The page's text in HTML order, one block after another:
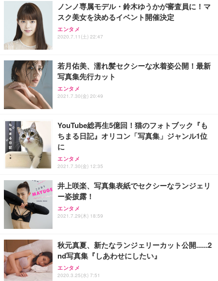
務用 おしゃれ パソコンチェア (ホワイト)
ANDWINT オフィスチェア デスクチェア 肘なし メ
ッシュ 通気性 ランバーサポート付き 腰サポート ガ
ス圧無段階昇降 360度回転 キャスター付き コンパク
【MiniLED/24.5inch/280Hz/FHD】GRAPHT THE S
HOOTER Gaming Monitor 24” Essential ゲーミン
グモニター QD 24.5インチ 1ms FHD 量子ドット 残
アイリスオーヤマ ペットシーツ 超厚型 お徳用 レギ
ュラー 200枚入【Amazon.co.jp限定】
ノンノ専属モデル・鈴木ゆうかが審査員に！マ
スク美女を決めるイベント開催決定
エンタメ
2020.7.11(土) 22:47
若月佑美、濡れ髪セクシーな水着姿公開！最新
写真集先行カット
エンタメ
2021.7.30(金) 20:49
YouTube総再生5億回！猫のフォトブック『も
ちまる日記』オリコン「写真集」ジャンル1位
に
エンタメ
2021.7.30(金) 12:35
井上咲楽、写真集表紙でセクシーなランジェリ
ー姿披露！
エンタメ
2021.7.29(木) 18:59
秋元真夏、新たなランジェリーカット公開......2
nd写真集『しあわせにしたい』
エンタメ
2020.3.25(水) 7:51